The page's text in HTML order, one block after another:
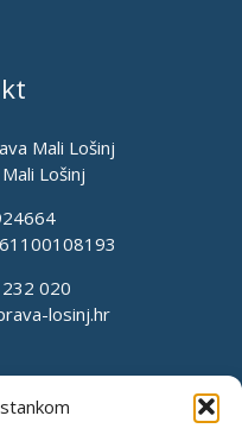
Mali Lošinj
Lošinj
020
losinj.hr